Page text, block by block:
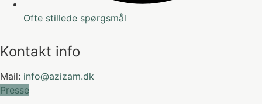
Ofte stillede spørgsmål
Kontakt info
Mail: info@azizam.dk
Presse